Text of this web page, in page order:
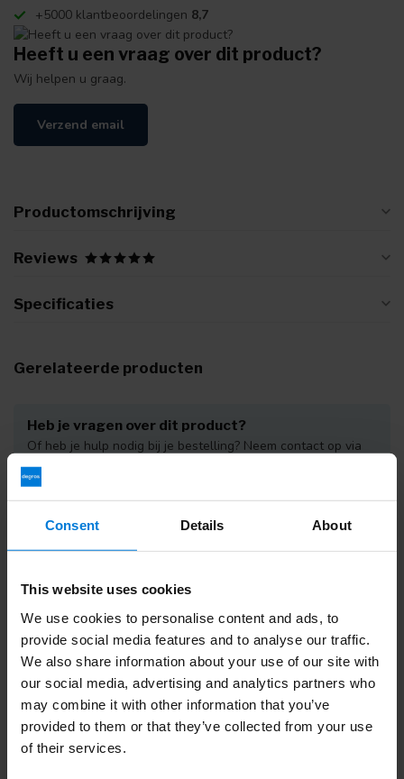
Consent Details About
This website uses cookies
We use cookies to personalise content and ads, to
provide social media features and to analyse our traffic.
We also share information about your use of our site with
our social media, advertising and analytics partners who
may combine it with other information that you’ve
provided to them or that they’ve collected from your use
of their services.
+5000 klantbeoordelingen 8,7
Heeft u een vraag over dit product?
Wij helpen u graag.
Verzend email
Productomschrijving
Reviews
Specificaties
Gerelateerde producten
Heb je vragen over dit product?
Of heb je hulp nodig bij je bestelling? Neem contact op via
mail met onze